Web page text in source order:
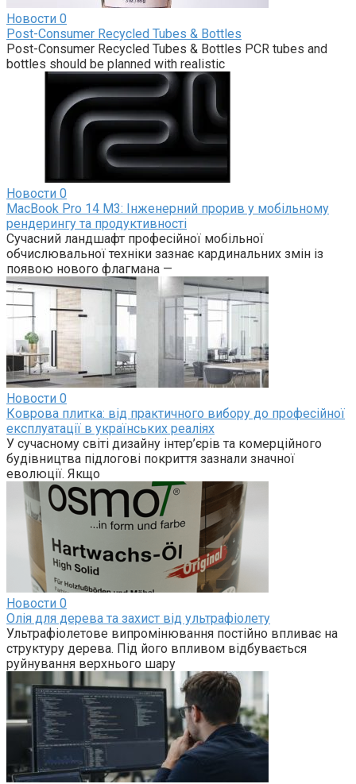
Новости 0
Post-Consumer Recycled Tubes & Bottles
Post-Consumer Recycled Tubes & Bottles PCR tubes and
bottles should be planned with realistic
Новости 0
MacBook Pro 14 M3: Інженерний прорив у мобільному
рендерингу та продуктивності
Сучасний ландшафт професійної мобільної
обчислювальної техніки зазнає кардинальних змін із
появою нового флагмана —
Новости 0
Коврова плитка: від практичного вибору до професійної
експлуатації в українських реаліях
У сучасному світі дизайну інтер’єрів та комерційного
будівництва підлогові покриття зазнали значної
еволюції. Якщо
Новости 0
Олія для дерева та захист від ультрафіолету
Ультрафіолетове випромінювання постійно впливає на
структуру дерева. Під його впливом відбувається
руйнування верхнього шару